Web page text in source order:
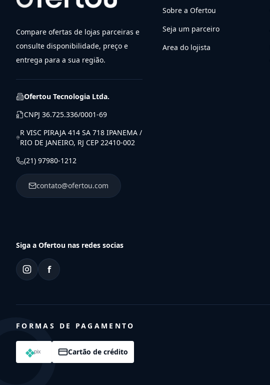
Compare ofertas de lojas parceiras e
consulte disponibilidade, preço e
entrega para a sua região.
Ofertou Tecnologia Ltda.
CNPJ 36.725.336/0001-69
R VISC PIRAJA 414 SA 718 IPANEMA /
RIO DE JANEIRO, RJ CEP 22410-002
(21) 97980-1212
contato@ofertou.com
Sobre a Ofertou
Seja um parceiro
Area do lojista
Siga a Ofertou nas redes socias
f
FORMAS DE PAGAMENTO
Cartão de crédito